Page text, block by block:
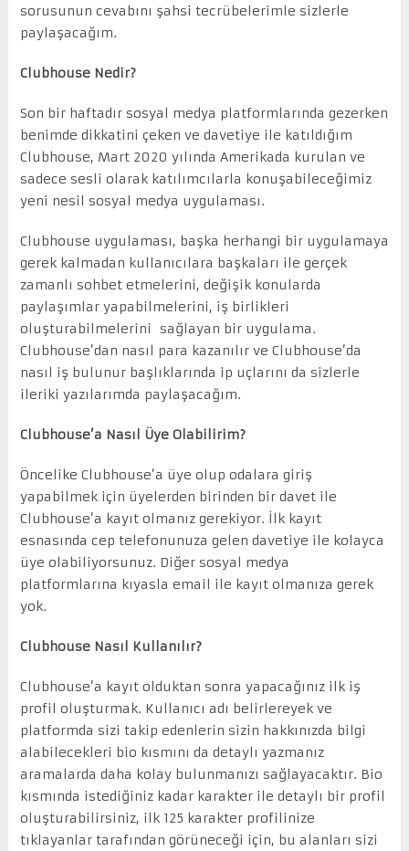
sorusunun cevabını şahsi tecrübelerimle sizlerle
paylaşacağım.
Clubhouse Nedir?
Son bir haftadır sosyal medya platformlarında gezerken
benimde dikkatini çeken ve davetiye ile katıldığım
Clubhouse, Mart 2020 yılında Amerikada kurulan ve
sadece sesli olarak katılımcılarla konuşabileceğimiz
yeni nesil sosyal medya uygulaması.
Clubhouse uygulaması, başka herhangi bir uygulamaya
gerek kalmadan kullanıcılara başkaları ile gerçek
zamanlı sohbet etmelerini, değişik konularda
paylaşımlar yapabilmelerini, iş birlikleri
oluşturabilmelerini sağlayan bir uygulama.
Clubhouse’dan nasıl para kazanılır ve Clubhouse’da
nasıl iş bulunur başlıklarında ip uçlarını da sizlerle
ileriki yazılarımda paylaşacağım.
Clubhouse’a Nasıl Üye Olabilirim?
Öncelike Clubhouse’a üye olup odalara giriş
yapabilmek için üyelerden birinden bir davet ile
Clubhouse’a kayıt olmanız gerekiyor. İlk kayıt
esnasında cep telefonunuza gelen davetiye ile kolayca
üye olabiliyorsunuz. Diğer sosyal medya
platformlarına kıyasla email ile kayıt olmanıza gerek
yok.
Clubhouse Nasıl Kullanılır?
Clubhouse’a kayıt olduktan sonra yapacağınız ilk iş
profil oluşturmak. Kullanıcı adı belirlereyek ve
platformda sizi takip edenlerin sizin hakkınızda bilgi
alabilecekleri bio kısmını da detaylı yazmanız
aramalarda daha kolay bulunmanızı sağlayacaktır. Bio
kısmında istediğiniz kadar karakter ile detaylı bir profil
oluşturabilirsiniz, ilk 125 karakter profilinize
tıklayanlar tarafından görüneceği için, bu alanları sizi